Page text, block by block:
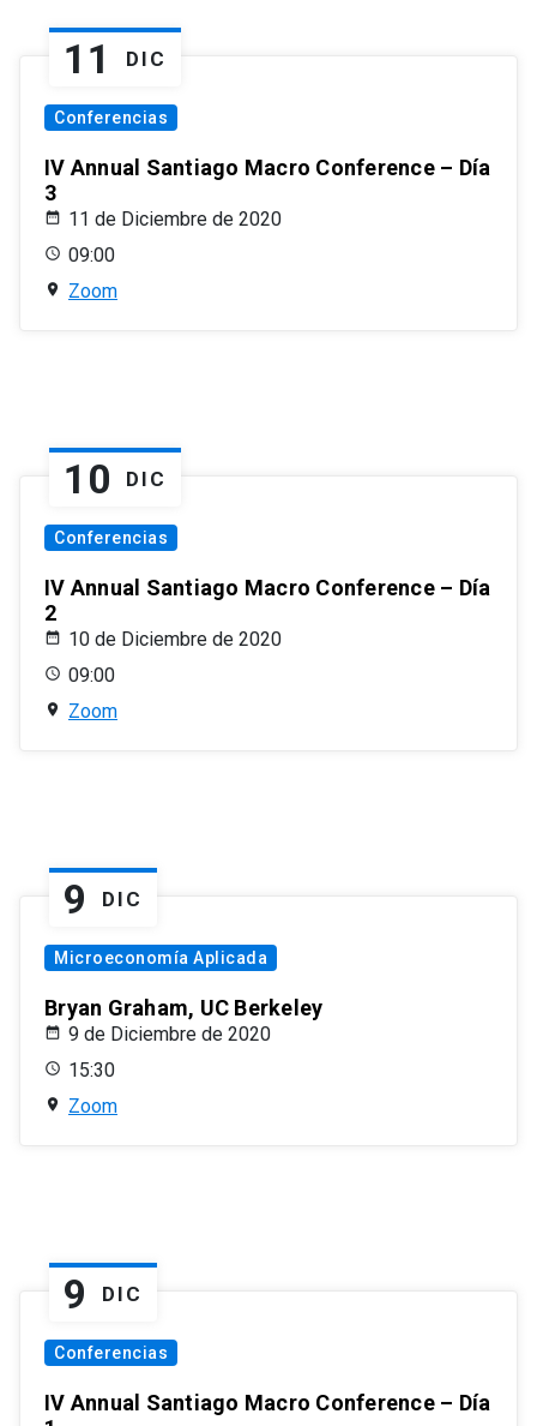
11 DIC
Conferencias
IV Annual Santiago Macro Conference – Día
3
11 de Diciembre de 2020
09:00
Zoom
10 DIC
Conferencias
IV Annual Santiago Macro Conference – Día
2
10 de Diciembre de 2020
09:00
Zoom
9 DIC
Microeconomía Aplicada
Bryan Graham, UC Berkeley
9 de Diciembre de 2020
15:30
Zoom
9 DIC
Conferencias
IV Annual Santiago Macro Conference – Día